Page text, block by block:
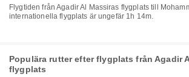
Flygtiden från Agadir Al Massiras flygplats till Mohammed V:s
internationella flygplats är ungefär 1h 14m.
Populära rutter efter flygplats från Agadir
flygplats